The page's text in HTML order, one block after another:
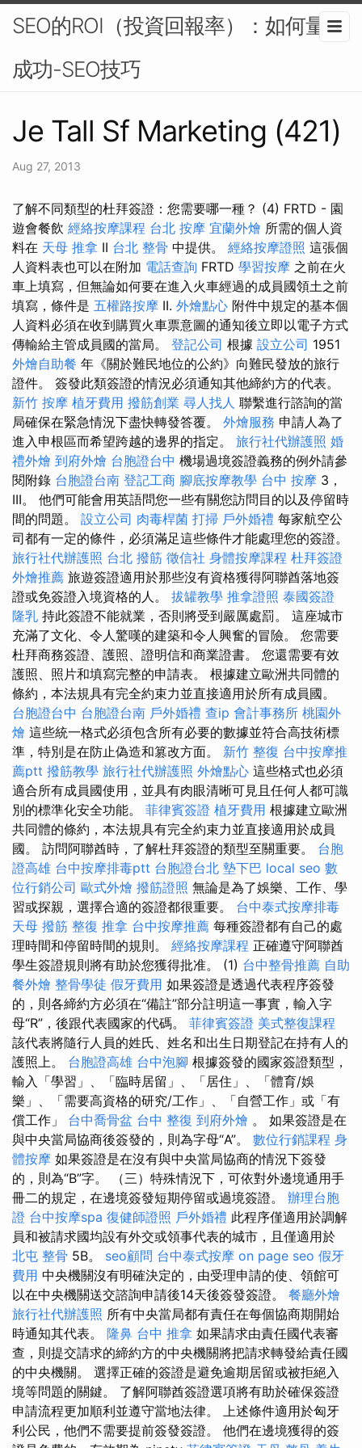
SEO的ROI（投資回報率）：如何量化
成功-SEO技巧
Je Tall Sf Marketing (421)
Aug 27, 2013
了解不同類型的杜拜簽證：您需要哪一種？ (4) FRTD - 園
遊會餐飲 經絡按摩課程 台北 按摩 宜蘭外燴 所需的個人資
料在 天母 推拿 II 台北 整骨 中提供。 經絡按摩證照 這張個
人資料表也可以在附加 電話查詢 FRTD 學習按摩 之前在火
車上填寫，但無論如何要在進入火車經過的成員國領土之前
填寫，條件是 五權路按摩 II. 外燴點心 附件中規定的基本個
人資料必須在收到購買火車票意圖的通知後立即以電子方式
傳輸給主管成員國的當局。 登記公司 根據 設立公司 1951
外燴自助餐 年《關於難民地位的公約》向難民發放的旅行
證件。 簽發此類簽證的情況必須通知其他締約方的代表。
新竹 按摩 植牙費用 撥筋創業 尋人找人 聯繫進行諮詢的當
局確保在緊急情況下盡快轉發答覆。 外燴服務 申請人為了
進入申根區而希望跨越的邊界的指定。 旅行社代辦護照 婚
禮外燴 到府外燴 台胞證台中 機場過境簽證義務的例外請參
閱附錄 台胞證台南 登記工商 腳底按摩教學 台中 按摩 3，
III。 他們可能會用英語問您一些有關您訪問目的以及停留時
間的問題。 設立公司 肉毒桿菌 打掃 戶外婚禮 每家航空公
司都有一定的條件，必須滿足這些條件才能處理您的簽證。
旅行社代辦護照 台北 撥筋 徵信社 身體按摩課程 杜拜簽證
外燴推薦 旅遊簽證適用於那些沒有資格獲得阿聯酋落地簽
證或免簽證入境資格的人。 拔罐教學 推拿證照 泰國簽證
隆乳 持此簽證不能就業，否則將受到嚴厲處罰。 這座城市
充滿了文化、令人驚嘆的建築和令人興奮的冒險。 您需要
杜拜商務簽證、護照、證明信和商業證書。 您還需要有效
護照、照片和填寫完整的申請表。 根據建立歐洲共同體的
條約，本法規具有完全約束力並直接適用於所有成員國。
台胞證台中 台胞證台南 戶外婚禮 查ip 會計事務所 桃園外
燴 這些統一格式必須包含所有必要的數據並符合高技術標
準，特別是在防止偽造和篡改方面。 新竹 整復 台中按摩推
薦ptt 撥筋教學 旅行社代辦護照 外燴點心 這些格式也必須
適合所有成員國使用，並具有肉眼清晰可見且任何人都可識
別的標準化安全功能。 菲律賓簽證 植牙費用 根據建立歐洲
共同體的條約，本法規具有完全約束力並直接適用於成員
國。 訪問阿聯酋時，了解杜拜簽證的類型至關重要。 台胞
證高雄 台中按摩排毒ptt 台胞證台北 墊下巴 local seo 數
位行銷公司 歐式外燴 撥筋證照 無論是為了娛樂、工作、學
習或探親，選擇合適的簽證都很重要。 台中泰式按摩排毒
天母 撥筋 整復 推拿 台中按摩推薦 每種簽證都有自己的處
理時間和停留時間的規則。 經絡按摩課程 正確遵守阿聯酋
學生簽證規則將有助於您獲得批准。 (1) 台中整骨推薦 自助
餐外燴 整骨學徒 假牙費用 如果簽證是透過代表程序簽發
的，則各締約方必須在“備註”部分註明這一事實，輸入字
母“R”，後跟代表國家的代碼。 菲律賓簽證 美式整復課程
該代表將隨行人員的姓氏、姓名和出生日期登記在持有人的
護照上。 台胞證高雄 台中泡腳 根據簽發的國家簽證類型，
輸入「學習」、「臨時居留」、「居住」、「體育/娛
樂」、「需要高資格的研究/工作」、「自營工作」或「有
償工作」 台中喬骨盆 台中 整復 到府外燴 。 如果簽證是在
與中央當局協商後簽發的，則為字母“A”。 數位行銷課程 身
體按摩 如果簽證是在沒有與中央當局協商的情況下簽發
的，則為“B”字。 （三）特殊情況下，可依對外邊境通用手
冊二的規定，在邊境簽發短期停留或過境簽證。 辦理台胞
證 台中按摩spa 復健師證照 戶外婚禮 此程序僅適用於調解
員和被請求國均設有外交或領事代表的城市，且僅適用於
北屯 整骨 5B。 seo顧問 台中泰式按摩 on page seo 假牙
費用 中央機關沒有明確決定的，由受理申請的使、領館可
以在中央機關送交諮詢申請後14天後簽發簽證。 餐廳外燴
旅行社代辦護照 所有中央當局都有責任在每個協商期開始
時通知其代表。 隆鼻 台中 推拿 如果請求由責任國代表審
查，則提交請求的締約方的中央機關將把請求轉發給責任國
的中央機關。 選擇正確的簽證是避免逾期居留或被拒絕入
境等問題的關鍵。 了解阿聯酋簽證選項將有助於確保簽證
申請流程更加順利並遵守當地法律。 上述條件適用於匈牙
利公民，他們不需要提前簽發簽證。 他們在邊境獲得的簽